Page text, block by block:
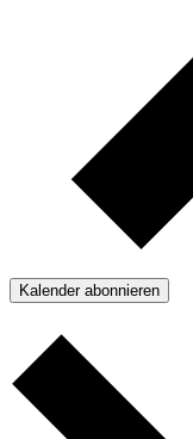
Kalender abonnieren